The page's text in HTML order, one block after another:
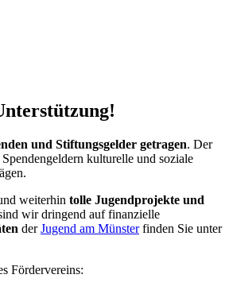
und Stiftungsgelder getragen. Der
kulturelle und soziale
weiterhin tolle Jugendprojekte und
wir dringend auf finanzielle
derJugend am Münsterfinden Sie unter
Fördervereins: